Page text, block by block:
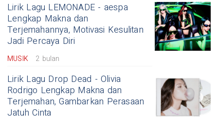
Lirik Lagu LEMONADE - aespa
Lengkap Makna dan
Terjemahannya, Motivasi Kesulitan
Jadi Percaya Diri
MUSIK 2 bulan
Lirik Lagu Drop Dead - Olivia
Rodrigo Lengkap Makna dan
Terjemahan, Gambarkan Perasaan
Jatuh Cinta